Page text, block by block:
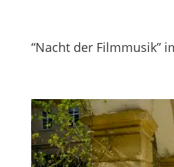
“Nacht der Filmmusik”